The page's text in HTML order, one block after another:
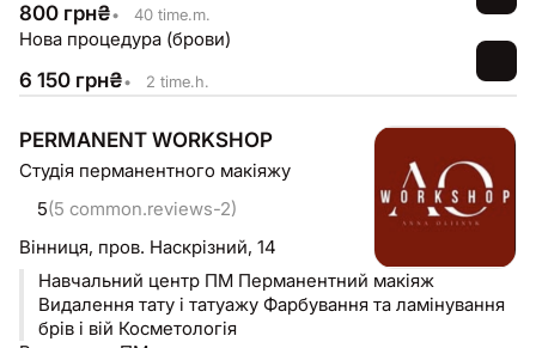
800 грн₴• 40 time.m.
Нова процедура (брови)
6 150 грн₴• 2 time.h.
PERMANENT WORKSHOP
Студія перманентного макіяжу
5(5 common.reviews-2)
Вінниця, пров. Наскрізний, 14
Навчальний центр ПМ Перманентний макіяж
Видалення тату і татуажу Фарбування та ламінування
брів і вій Косметологія